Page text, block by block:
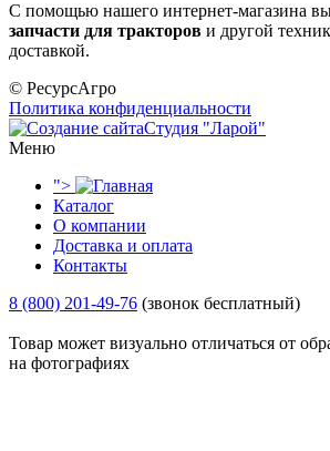
С помощью нашего интернет-магазина
запчасти для тракторов и другой
доставкой.
© РесурсАгро
Политика конфиденциальности
Студия "Ларой"
Меню
">
Каталог
О компании
Доставка и оплата
Контакты
8 (800) 201-49-76 (звонок бесплатный)
Товар может визуально отличаться от
на фотографиях